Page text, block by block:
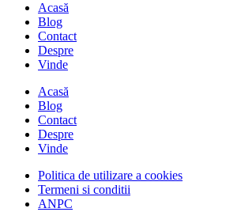
Acasă
Blog
Contact
Despre
Vinde
Acasă
Blog
Contact
Despre
Vinde
Politica de utilizare a cookies
Termeni si conditii
ANPC